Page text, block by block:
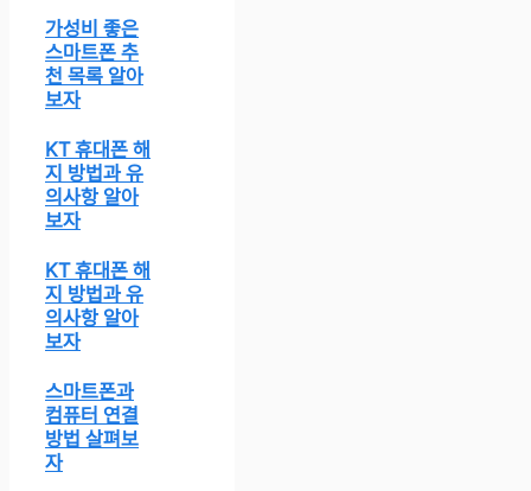
가성비 좋은
스마트폰 추
천 목록 알아
보자
KT 휴대폰 해
지 방법과 유
의사항 알아
보자
KT 휴대폰 해
지 방법과 유
의사항 알아
보자
스마트폰과
컴퓨터 연결
방법 살펴보
자